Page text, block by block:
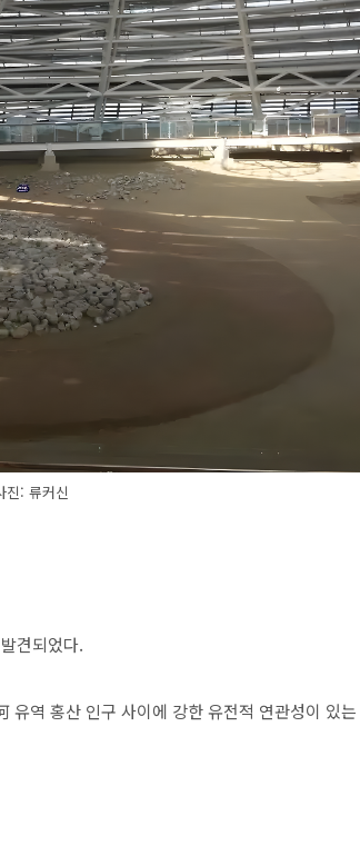
진: 류커신
견되었다.
유역 홍산 인구 사이에 강한 유전적 연관성이 있는